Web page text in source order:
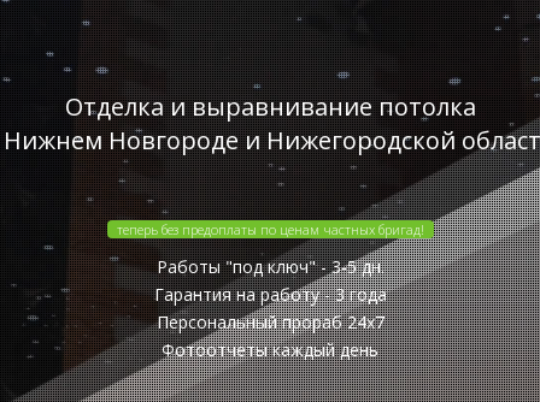
Отделка и выравнивание потолка
Новгороде и Нижегородской
теперь без предоплаты по ценам частных бригад!
Работы "под ключ" - 3-5 дн.
Гарантия на работу - 3 года
Персональный прораб 24x7
Фотоотчеты каждый день